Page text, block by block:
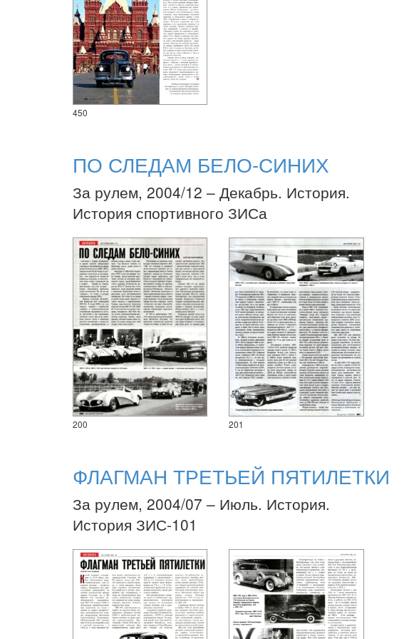
450
ПО СЛЕДАМ БЕЛО-СИНИХ
За рулем, 2004/12 – Декабрь. История.
История спортивного ЗИСа
200 201
ФЛАГМАН ТРЕТЬЕЙ ПЯТИЛЕТКИ
За рулем, 2004/07 – Июль. История.
История ЗИС-101